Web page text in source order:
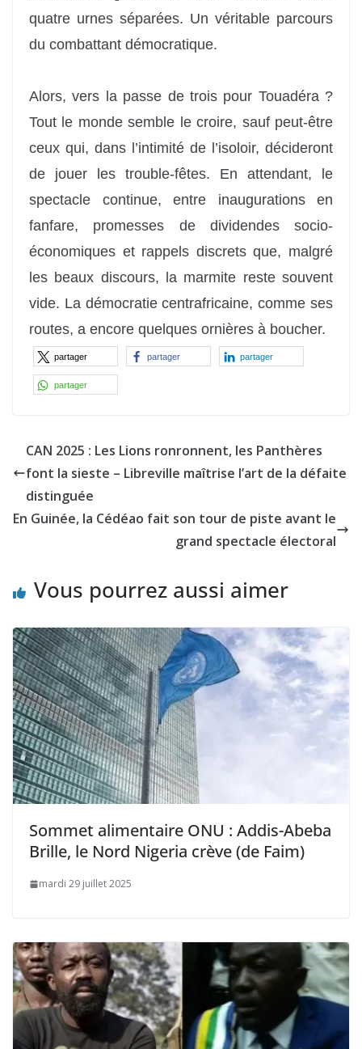
quatre urnes séparées. Un véritable parcours
du combattant démocratique.
Alors, vers la passe de trois pour Touadéra ?
Tout le monde semble le croire, sauf peut-être
ceux qui, dans l’intimité de l’isoloir, décideront
de jouer les trouble-fêtes. En attendant, le
spectacle continue, entre inaugurations en
fanfare, promesses de dividendes socio-
économiques et rappels discrets que, malgré
les beaux discours, la marmite reste souvent
vide. La démocratie centrafricaine, comme ses
routes, a encore quelques ornières à boucher.
partager partager partager
partager
CAN 2025 : Les Lions ronronnent, les Panthères
font la sieste – Libreville maîtrise l’art de la défaite
distinguée
En Guinée, la Cédéao fait son tour de piste avant le
grand spectacle électoral
Vous pourrez aussi aimer
Sommet alimentaire ONU : Addis-Abeba
Brille, le Nord Nigeria crève (de Faim)
mardi 29 juillet 2025